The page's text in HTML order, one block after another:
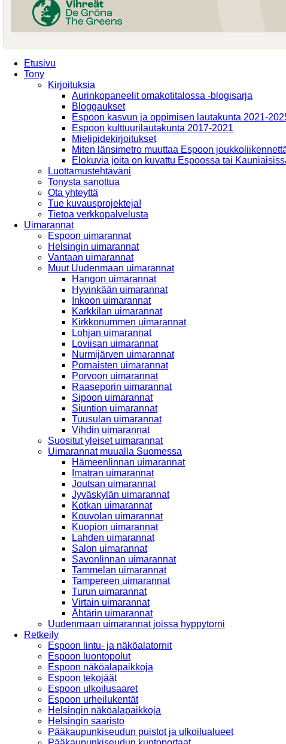
Etusivu
Tony
Kirjoituksia
Aurinkopaneelit omakotitalossa -blogisarja
Bloggaukset
Espoon kasvun ja oppimisen lautakunta 2021-
Espoon kulttuurilautakunta 2017-2021
Mielipidekirjoitukset
Miten länsimetro muuttaa Espoon
Elokuvia joita on kuvattu Espoossa tai
Luottamustehtäväni
Tonysta sanottua
Ota yhteyttä
Tue kuvausprojekteja!
Tietoa verkkopalvelusta
Uimarannat
Espoon uimarannat
Helsingin uimarannat
Vantaan uimarannat
Muut Uudenmaan uimarannat
Hangon uimarannat
Hyvinkään uimarannat
Inkoon uimarannat
Karkkilan uimarannat
Kirkkonummen uimarannat
Lohjan uimarannat
Loviisan uimarannat
Nurmijärven uimarannat
Pornaisten uimarannat
Porvoon uimarannat
Raaseporin uimarannat
Sipoon uimarannat
Siuntion uimarannat
Tuusulan uimarannat
Vihdin uimarannat
Suositut yleiset uimarannat
Uimarannat muualla Suomessa
Hämeenlinnan uimarannat
Imatran uimarannat
Joutsan uimarannat
Jyväskylän uimarannat
Kotkan uimarannat
Kouvolan uimarannat
Kuopion uimarannat
Lahden uimarannat
Salon uimarannat
Savonlinnan uimarannat
Tammelan uimarannat
Tampereen uimarannat
Turun uimarannat
Virtain uimarannat
Ähtärin uimarannat
Uudenmaan uimarannat joissa hyppytorni
Retkeily
Espoon lintu- ja näköalatornit
Espoon luontopolut
Espoon näköalapaikkoja
Espoon tekojäät
Espoon ulkoilusaaret
Espoon urheilukentät
Helsingin näköalapaikkoja
Helsingin saaristo
Pääkaupunkiseudun puistot ja ulkoilualueet